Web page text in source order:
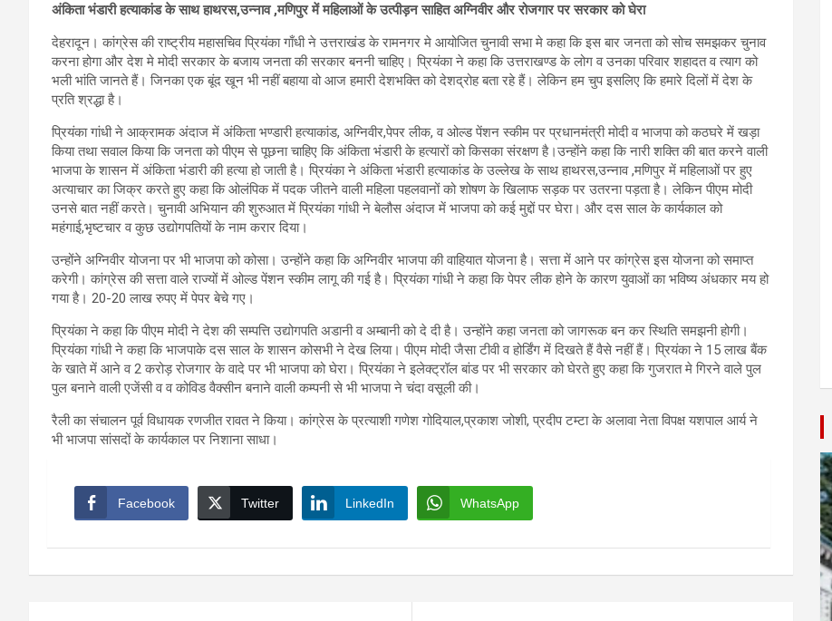
अंकिता भंडारी हत्याकांड के साथ हाथरस,उन्नाव ,मणिपुर में महिलाओं के उत्पीड़न साहित अग्निवीर और रोजगार पर सरकार को घेरा
देहरादून। कांग्रेस की राष्ट्रीय महासचिव प्रियंका गाँधी ने उत्तराखंड के रामनगर मे आयोजित चुनावी सभा मे कहा कि इस बार जनता को सोच समझकर चुनाव
करना होगा और देश मे मोदी सरकार के बजाय जनता की सरकार बननी चाहिए। प्रियंका ने कहा कि उत्तराखण्ड के लोग व उनका परिवार शहादत व त्याग को
भली भांति जानते हैं। जिनका एक बूंद खून भी नहीं बहाया वो आज हमारी देशभक्ति को देशद्रोह बता रहे हैं। लेकिन हम चुप इसलिए कि हमारे दिलों में देश के
प्रति श्रद्धा है।
प्रियंका गांधी ने आक्रामक अंदाज में अंकिता भण्डारी हत्याकांड, अग्निवीर,पेपर लीक, व ओल्ड पेंशन स्कीम पर प्रधानमंत्री मोदी व भाजपा को कठघरे में खड़ा
किया तथा सवाल किया कि जनता को पीएम से पूछना चाहिए कि अंकिता भंडारी के हत्यारों को किसका संरक्षण है।उन्होंने कहा कि नारी शक्ति की बात करने वाली
भाजपा के शासन में अंकिता भंडारी की हत्या हो जाती है। प्रियंका ने अंकिता भंडारी हत्याकांड के उल्लेख के साथ हाथरस,उन्नाव ,मणिपुर में महिलाओं पर हुए
अत्याचार का जिक्र करते हुए कहा कि ओलंपिक में पदक जीतने वाली महिला पहलवानों को शोषण के खिलाफ सड़क पर उतरना पड़ता है। लेकिन पीएम मोदी
उनसे बात नहीं करते। चुनावी अभियान की शुरुआत में प्रियंका गांधी ने बेलौस अंदाज में भाजपा को कई मुद्दों पर घेरा। और दस साल के कार्यकाल को
महंगाई,भृष्टचार व कुछ उद्योगपतियों के नाम करार दिया।
उन्होंने अग्निवीर योजना पर भी भाजपा को कोसा। उन्होंने कहा कि अग्निवीर भाजपा की वाहियात योजना है। सत्ता में आने पर कांग्रेस इस योजना को समाप्त
करेगी। कांग्रेस की सत्ता वाले राज्यों में ओल्ड पेंशन स्कीम लागू की गई है। प्रियंका गांधी ने कहा कि पेपर लीक होने के कारण युवाओं का भविष्य अंधकार मय हो
गया है। 20-20 लाख रुपए में पेपर बेचे गए।
प्रियंका ने कहा कि पीएम मोदी ने देश की सम्पत्ति उद्योगपति अडानी व अम्बानी को दे दी है। उन्होंने कहा जनता को जागरूक बन कर स्थिति समझनी होगी।
प्रियंका गांधी ने कहा कि भाजपाके दस साल के शासन कोसभी ने देख लिया। पीएम मोदी जैसा टीवी व होर्डिंग में दिखते हैं वैसे नहीं हैं। प्रियंका ने 15 लाख बैंक
के खाते में आने व 2 करोड़ रोजगार के वादे पर भी भाजपा को घेरा। प्रियंका ने इलेक्ट्रॉल बांड पर भी सरकार को घेरते हुए कहा कि गुजरात मे गिरने वाले पुल
पुल बनाने वाली एजेंसी व व कोविड वैक्सीन बनाने वाली कम्पनी से भी भाजपा ने चंदा वसूली की।
रैली का संचालन पूर्व विधायक रणजीत रावत ने किया। कांग्रेस के प्रत्याशी गणेश गोदियाल,प्रकाश जोशी, प्रदीप टम्टा के अलावा नेता विपक्ष यशपाल आर्य ने
भी भाजपा सांसदों के कार्यकाल पर निशाना साधा।
Facebook Twitter LinkedIn WhatsApp